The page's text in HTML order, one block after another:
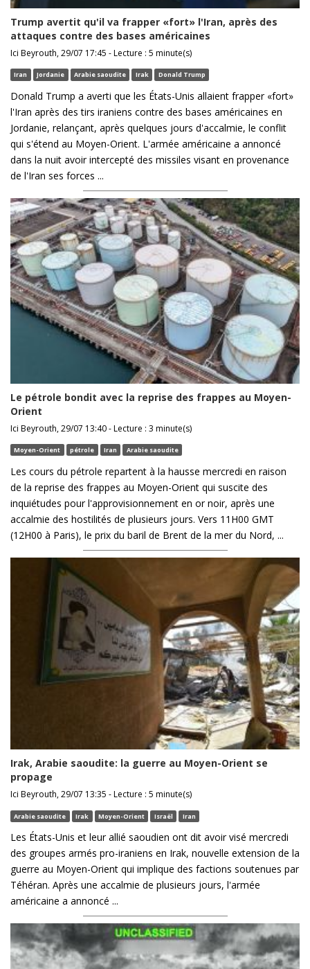
Trump avertit qu'il va frapper «fort» l'Iran, après des
attaques contre des bases américaines
Ici Beyrouth, 29/07 17:45 - Lecture : 5 minute(s)
Iran Jordanie Arabie saoudite Irak Donald Trump
Donald Trump a averti que les États-Unis allaient frapper «fort»
l'Iran après des tirs iraniens contre des bases américaines en
Jordanie, relançant, après quelques jours d'accalmie, le conflit
qui s'étend au Moyen-Orient. L'armée américaine a annoncé
dans la nuit avoir intercepté des missiles visant en provenance
de l'Iran ses forces ...
Le pétrole bondit avec la reprise des frappes au Moyen-
Orient
Ici Beyrouth, 29/07 13:40 - Lecture : 3 minute(s)
Moyen-Orient pétrole Iran Arabie saoudite
Les cours du pétrole repartent à la hausse mercredi en raison
de la reprise des frappes au Moyen-Orient qui suscite des
inquiétudes pour l'approvisionnement en or noir, après une
accalmie des hostilités de plusieurs jours. Vers 11H00 GMT
(12H00 à Paris), le prix du baril de Brent de la mer du Nord, ...
Irak, Arabie saoudite: la guerre au Moyen-Orient se
propage
Ici Beyrouth, 29/07 13:35 - Lecture : 5 minute(s)
Arabie saoudite Irak Moyen-Orient Israël Iran
Les États-Unis et leur allié saoudien ont dit avoir visé mercredi
des groupes armés pro-iraniens en Irak, nouvelle extension de la
guerre au Moyen-Orient qui implique des factions soutenues par
Téhéran. Après une accalmie de plusieurs jours, l'armée
américaine a annoncé ...